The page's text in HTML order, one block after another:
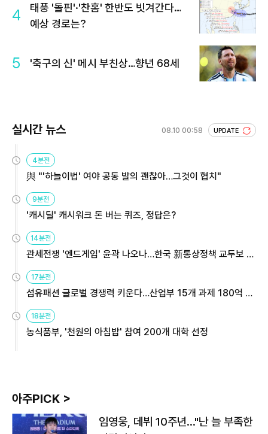
4
태풍 '돌핀'·'찬홈' 한반도 빗겨간다…
예상 경로는?
5 '축구의 신' 메시 부친상…향년 68세
실시간 뉴스 08.10 00:58 UPDATE
4분전
與 "'하늘이법' 여야 공동 발의 괜찮아…그것이 협치"
9분전
'캐시딜' 캐시워크 돈 버는 퀴즈, 정답은?
14분전
관세전쟁 '엔드게임' 윤곽 나오나…한국 新통상정책 교두보 활
용해야
17분전
섬유패션 글로벌 경쟁력 키운다…산업부 15개 과제 180억 지
원
18분전
농식품부, '천원의 아침밥' 참여 200개 대학 선정
아주PICK >
임영웅, 데뷔 10주년…"난 늘 부족한